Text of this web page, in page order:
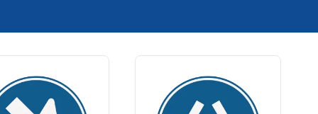
product
heeft